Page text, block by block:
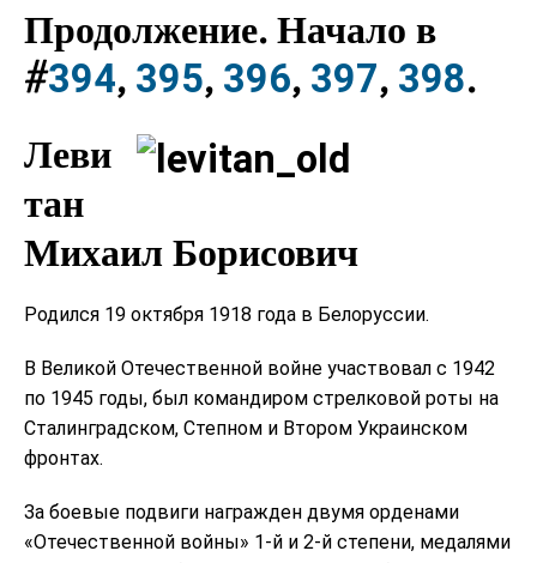
Продолжение. Начало в
#394, 395, 396, 397, 398.
Леви
тан
Михаил Борисович
Родился 19 октября 1918 года в Белоруссии.
В Великой Отечественной войне участвовал с 1942
по 1945 годы, был командиром стрелковой роты на
Сталинградском, Степном и Втором Украинском
фронтах.
За боевые подвиги награжден двумя орденами
«Отечественной войны» 1-й и 2-й степени, медалями